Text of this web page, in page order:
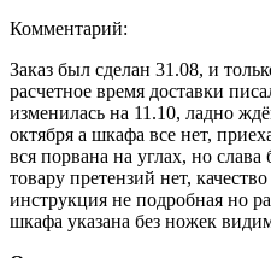
Комментарий:
Заказ был сделан 31.08, и
расчетное время доставки
изменилась на 11.10, ладно
октября а шкафа все нет,
вся порвана на углах, но
товару претензий нет,
инструкция не подробная но
шкафа указана без ножек